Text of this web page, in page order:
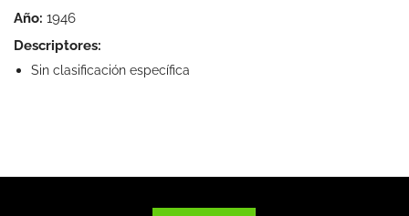
Año: 1946
Descriptores:
Sin clasificación específica